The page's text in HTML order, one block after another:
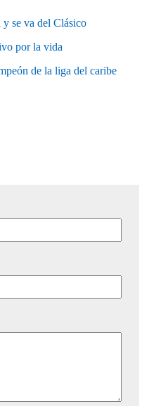
y se va del Clásico
por la vida
de la liga del caribe